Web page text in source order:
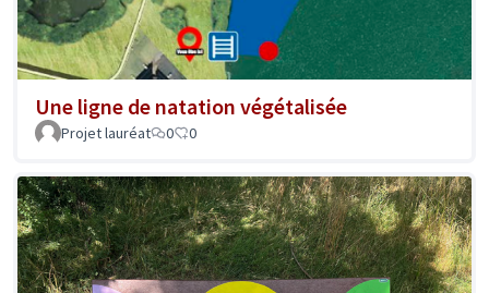
Une ligne de natation végétalisée
Projet lauréat 0 0